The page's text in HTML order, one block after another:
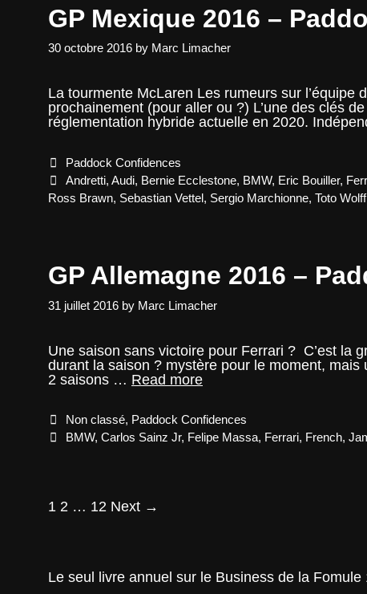
GP Mexique 2016 –
30 octobre 2016 by Marc Limacher
La tourmente McLaren Les rumeurs sur
prochainement (pour aller ou ?) L’une des clés
réglementation hybride actuelle en 2020.
Categories
Paddock Confidences
Tags
Andretti,Audi, Bernie Ecclestone, BMW, Eric Bouiller,
Ross Brawn, Sebastian Vettel, Sergio Marchionne, Toto Wolff
GP Allemagne 2016 –
31 juillet 2016 by Marc Limacher
Une saison sans victoire pour Ferrari ? C’est la
durant la saison ? mystère pour le moment,
2 saisons … Read moreGP
–
Paddock
Categories
Non classé, Paddock Confidences
Tags
BMW,Carlos Sainz Jr, Felipe Massa, Ferrari, French,
Post
1 2 … 12 Next →
Le seul livre annuel sur le Business de la Fomule